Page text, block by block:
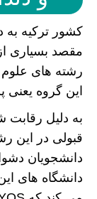
کشور ترکیه به
مقصد بسیاری
رشته های
این گروه
به دلیل رقابت
قبولی در این
دانشجویان
دانشگاه های